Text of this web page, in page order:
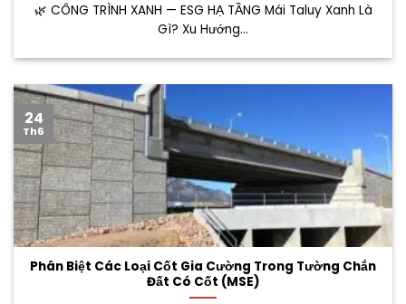
🌿 CÔNG TRÌNH XANH — ESG HẠ TẦNG Mái Taluy Xanh Là
Gì? Xu Hướng...
Phân Biệt Các Loại Cốt Gia Cường Trong Tường Chắn
Đất Có Cốt (MSE)
24
Th6